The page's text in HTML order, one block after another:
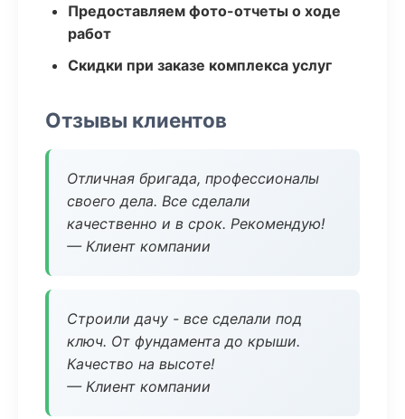
Предоставляем фото-отчеты о ходе
работ
Скидки при заказе комплекса услуг
Отзывы клиентов
Отличная бригада, профессионалы
своего дела. Все сделали
качественно и в срок. Рекомендую!
— Клиент компании
Строили дачу - все сделали под
ключ. От фундамента до крыши.
Качество на высоте!
— Клиент компании